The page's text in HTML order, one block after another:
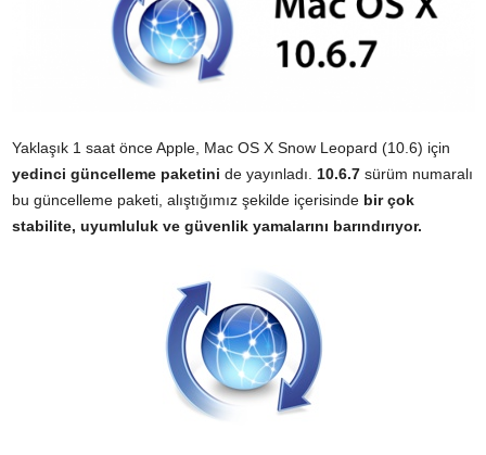
Yaklaşık 1 saat önce Apple, Mac OS X Snow Leopard (10.6) için
yedinci güncelleme paketini de yayınladı. 10.6.7 sürüm numaralı
bu güncelleme paketi, alıştığımız şekilde içerisinde bir çok
stabilite, uyumluluk ve güvenlik yamalarını barındırıyor.